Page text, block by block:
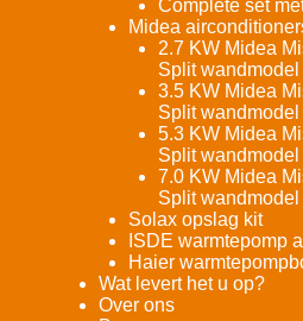
Complete set
Midea
2.7 KW Midea
Split
3.5 KW Midea
Split
5.3 KW Midea
Split
7.0 KW Midea
Split
Solax opslag kit
ISDE warmtepomp
Haier
Wat levert het u op?
Over ons